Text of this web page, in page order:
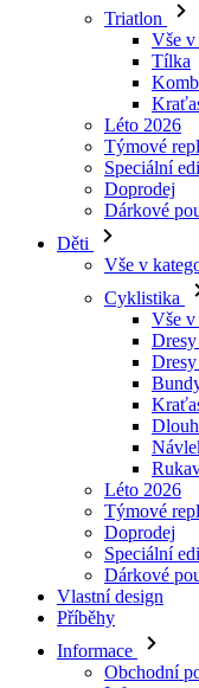
Léto 2026
Týmové
Speciální
Doprodej
Dárkové
Děti
Vše v
Cyklistika
Vše v
Dresy
Bundy
Léto 2026
Týmové
Doprodej
Speciální
Dárkové
Vlastní design
Příběhy
Informace
Obchodní
Informace o
Reklamační
Volná
Ochrana
O nás